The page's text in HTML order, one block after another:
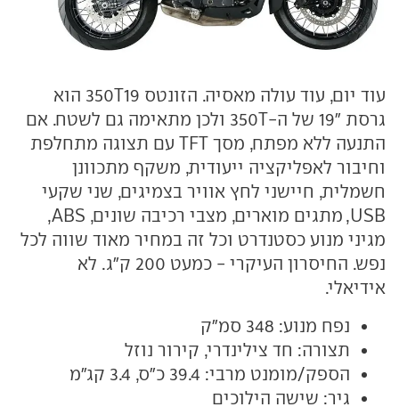
עוד יום, עוד עולה מאסיה. הזונטס 350T19 הוא
גרסת "19 של ה-350T ולכן מתאימה גם לשטח. אם
התנעה ללא מפתח, מסך TFT עם תצוגה מתחלפת
וחיבור לאפליקציה ייעודית, משקף מתכוונן
חשמלית, חיישני לחץ אוויר בצמיגים, שני שקעי
USB, מתגים מוארים, מצבי רכיבה שונים, ABS,
מגיני מנוע כסטנדרט וכל זה במחיר מאוד שווה לכל
נפש. החיסרון העיקרי - כמעט 200 ק"ג. לא
אידיאלי.
נפח מנוע: 348 סמ"ק
תצורה: חד צילינדרי, קירור נוזל
הספק/מומנט מרבי: 39.4 כ"ס, 3.4 קג"מ
גיר: שישה הילוכים